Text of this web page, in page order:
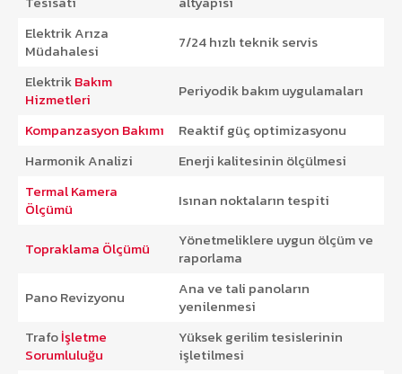
Elektrik Arıza
Müdahalesi
7/24 hızlı teknik servis
ElektrikBakım
Hizmetleri
Periyodik bakım uygulamaları
Kompanzasyon Bakımı
Reaktif güç optimizasyonu
Harmonik Analizi
Enerji kalitesinin ölçülmesi
Termal Kamera
Ölçümü
Isınan noktaların tespiti
Topraklama Ölçümü
Yönetmeliklere uygun ölçüm ve
raporlama
Pano Revizyonu
Ana ve tali panoların
yenilenmesi
Trafoİşletme
Sorumluluğu
Yüksek gerilim tesislerinin
işletilmesi